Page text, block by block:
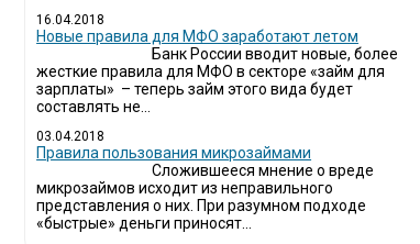
16.04.2018
Новые правила для МФО заработают летом
Банк России вводит новые, более
жесткие правила для МФО в секторе «займ для
зарплаты» – теперь займ этого вида будет
составлять не...
03.04.2018
​Правила пользования микрозаймами
Сложившееся мнение о вреде
микрозаймов исходит из неправильного
представления о них. При разумном подходе
«быстрые» деньги приносят...